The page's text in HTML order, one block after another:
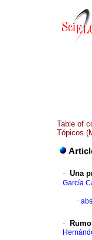
Table of
Tópicos
· Una
García
·
·